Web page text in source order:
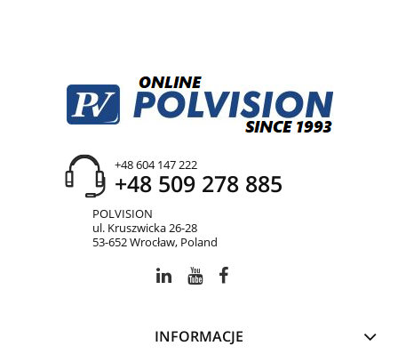
+48 604 147 222
+48 509 278 885
POLVISION
ul. Kruszwicka 26-28
53-652 Wrocław, Poland
INFORMACJE